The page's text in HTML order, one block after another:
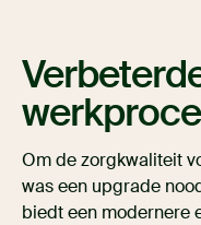
Om de zorgkwaliteit
was een upgrade
biedt een modernere